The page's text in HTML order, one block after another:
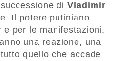
diVladimir
Il potere putiniano
e per le manifestazioni,
una reazione, una
quello che accade